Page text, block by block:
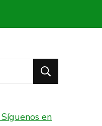
Síguenos en